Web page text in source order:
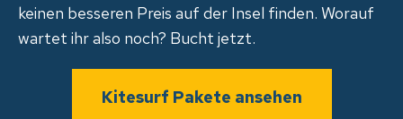
keinen besseren Preis auf der Insel finden. Worauf
wartet ihr also noch? Bucht jetzt.
Kitesurf Pakete ansehen